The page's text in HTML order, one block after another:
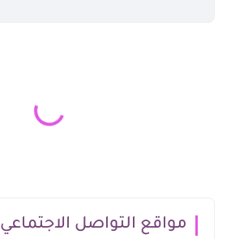
مواقع التواصل الاجتماعي